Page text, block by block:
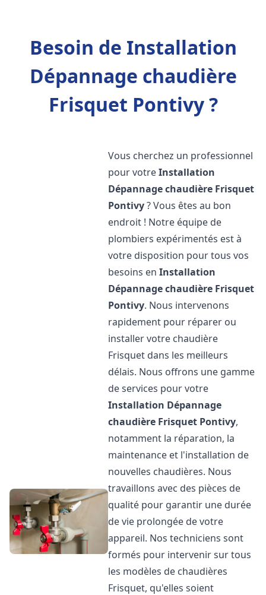
Besoin de Installation
Dépannage chaudière
Frisquet Pontivy ?
Vous cherchez un professionnel
pour votreInstallation
Dépannage chaudière Frisquet
Pontivy? Vous êtes au bon
endroit ! Notre équipe de
plombiers expérimentés est à
votre disposition pour tous vos
besoins enInstallation
Dépannage chaudière Frisquet
Pontivy. Nous intervenons
rapidement pour réparer ou
installer votre chaudière
Frisquet dans les meilleurs
délais. Nous offrons une gamme
de services pour votre
Installation Dépannage
chaudière Frisquet Pontivy,
notamment la réparation, la
maintenance et l'installation de
nouvelles chaudières. Nous
travaillons avec des pièces de
qualité pour garantir une durée
de vie prolongée de votre
appareil. Nos techniciens sont
formés pour intervenir sur tous
les modèles de chaudières
Frisquet, qu'elles soient